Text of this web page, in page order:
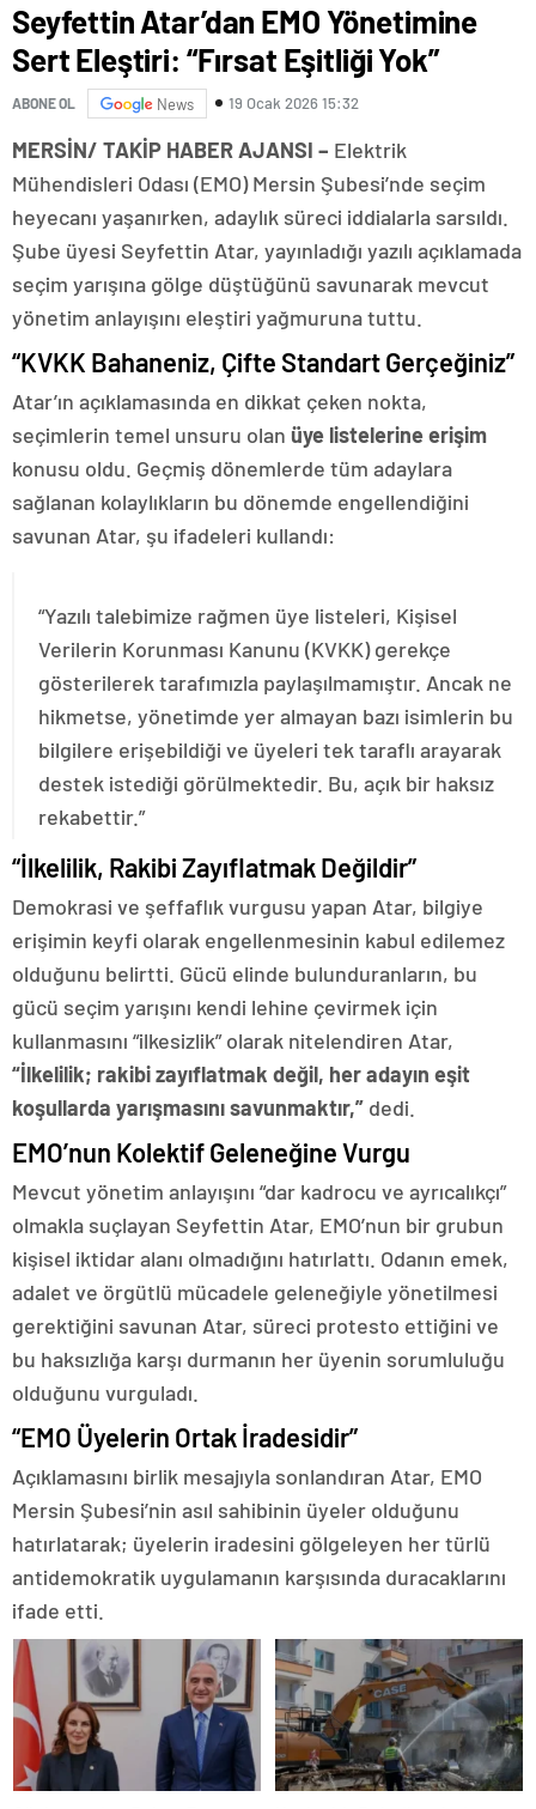
Seyfettin Atar’dan EMO Yönetimine
Sert Eleştiri: “Fırsat Eşitliği Yok”
ABONE OL News 19 Ocak 2026 15:32
MERSİN/ TAKİP HABER AJANSI – Elektrik
Mühendisleri Odası (EMO) Mersin Şubesi’nde seçim
heyecanı yaşanırken, adaylık süreci iddialarla sarsıldı.
Şube üyesi Seyfettin Atar, yayınladığı yazılı açıklamada
seçim yarışına gölge düştüğünü savunarak mevcut
yönetim anlayışını eleştiri yağmuruna tuttu.
“KVKK Bahaneniz, Çifte Standart Gerçeğiniz”
Atar’ın açıklamasında en dikkat çeken nokta,
seçimlerin temel unsuru olan üye listelerine erişim
konusu oldu. Geçmiş dönemlerde tüm adaylara
sağlanan kolaylıkların bu dönemde engellendiğini
savunan Atar, şu ifadeleri kullandı:
“Yazılı talebimize rağmen üye listeleri, Kişisel
Verilerin Korunması Kanunu (KVKK) gerekçe
gösterilerek tarafımızla paylaşılmamıştır. Ancak ne
hikmetse, yönetimde yer almayan bazı isimlerin bu
bilgilere erişebildiği ve üyeleri tek taraflı arayarak
destek istediği görülmektedir. Bu, açık bir haksız
rekabettir.”
“İlkelilik, Rakibi Zayıflatmak Değildir”
Demokrasi ve şeffaflık vurgusu yapan Atar, bilgiye
erişimin keyfi olarak engellenmesinin kabul edilemez
olduğunu belirtti. Gücü elinde bulunduranların, bu
gücü seçim yarışını kendi lehine çevirmek için
kullanmasını “ilkesizlik” olarak nitelendiren Atar,
“İlkelilik; rakibi zayıflatmak değil, her adayın eşit
koşullarda yarışmasını savunmaktır,” dedi.
EMO’nun Kolektif Geleneğine Vurgu
Mevcut yönetim anlayışını “dar kadrocu ve ayrıcalıkçı”
olmakla suçlayan Seyfettin Atar, EMO’nun bir grubun
kişisel iktidar alanı olmadığını hatırlattı. Odanın emek,
adalet ve örgütlü mücadele geleneğiyle yönetilmesi
gerektiğini savunan Atar, süreci protesto ettiğini ve
bu haksızlığa karşı durmanın her üyenin sorumluluğu
olduğunu vurguladı.
“EMO Üyelerin Ortak İradesidir”
Açıklamasını birlik mesajıyla sonlandıran Atar, EMO
Mersin Şubesi’nin asıl sahibinin üyeler olduğunu
hatırlatarak; üyelerin iradesini gölgeleyen her türlü
antidemokratik uygulamanın karşısında duracaklarını
ifade etti.